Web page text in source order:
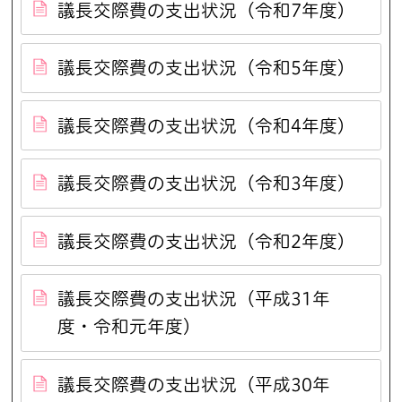
議長交際費の支出状況（令和7年度）
議長交際費の支出状況（令和5年度）
議長交際費の支出状況（令和4年度）
議長交際費の支出状況（令和3年度）
議長交際費の支出状況（令和2年度）
議長交際費の支出状況（平成31年
度・令和元年度）
議長交際費の支出状況（平成30年